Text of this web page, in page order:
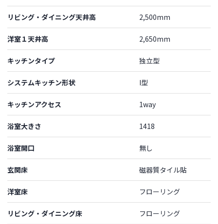
リビング・ダイニング天井高 2,500mm
洋室１天井高 2,650mm
キッチンタイプ 独立型
システムキッチン形状 I型
キッチンアクセス 1way
浴室大きさ 1418
浴室開口 無し
玄関床 磁器質タイル貼
洋室床 フローリング
リビング・ダイニング床 フローリング